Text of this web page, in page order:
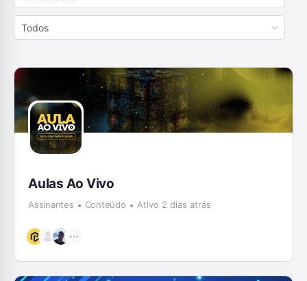
By:
Order
By:
Aulas Ao Vivo
Assinantes Conteúdo Ativo 2 dias atrás